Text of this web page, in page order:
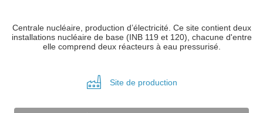
Centrale nucléaire, production d’électricité. Ce site contient deux
installations nucléaire de base (INB 119 et 120), chacune d'entre
elle comprend deux réacteurs à eau pressurisé.
Site de production